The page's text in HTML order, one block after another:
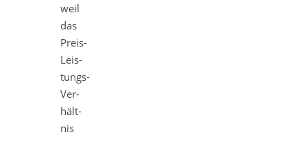
weil
das
Preis-
Leis­
tungs-
Ver­
hält­
nis